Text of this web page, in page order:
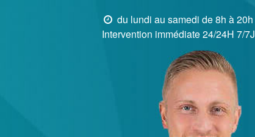
du lundi au samedi de 8h à 20h
Intervention immédiate 24/24H 7/7J